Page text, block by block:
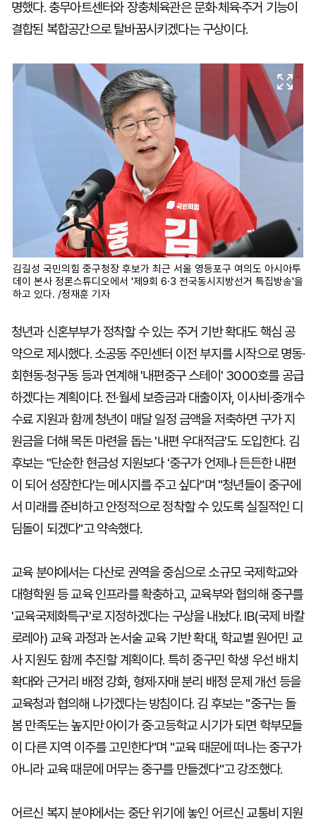
명했다. 충무아트센터와 장충체육관은 문화·체육·주거 기능이
결합된 복합공간으로 탈바꿈시키겠다는 구상이다.
김길성 국민의힘 중구청장 후보가 최근 서울 영등포구 여의도 아시아투
데이 본사 정론스튜디오에서 '제9회 6·3 전국동시지방선거 특집방송'을
하고 있다. /정재훈 기자
청년과 신혼부부가 정착할 수 있는 주거 기반 확대도 핵심 공
약으로 제시했다. 소공동 주민센터 이전 부지를 시작으로 명동·
회현동·청구동 등과 연계해 '내편중구 스테이' 3000호를 공급
하겠다는 계획이다. 전·월세 보증금과 대출이자, 이사비·중개수
수료 지원과 함께 청년이 매달 일정 금액을 저축하면 구가 지
원금을 더해 목돈 마련을 돕는 '내편 우대적금'도 도입한다. 김
후보는 "단순한 현금성 지원보다 '중구가 언제나 든든한 내편
이 되어 성장한다'는 메시지를 주고 싶다"며 "청년들이 중구에
서 미래를 준비하고 안정적으로 정착할 수 있도록 실질적인 디
딤돌이 되겠다"고 약속했다.
교육 분야에서는 다산로 권역을 중심으로 소규모 국제학교와
대형학원 등 교육 인프라를 확충하고, 교육부와 협의해 중구를
'교육국제화특구'로 지정하겠다는 구상을 내놨다. IB(국제 바칼
로레아) 교육 과정과 논서술 교육 기반 확대, 학교별 원어민 교
사 지원도 함께 추진할 계획이다. 특히 중구민 학생 우선 배치
확대와 근거리 배정 강화, 형제·자매 분리 배정 문제 개선 등을
교육청과 협의해 나가겠다는 방침이다. 김 후보는 "중구는 돌
봄 만족도는 높지만 아이가 중·고등학교 시기가 되면 학부모들
이 다른 지역 이주를 고민한다"며 "교육 때문에 떠나는 중구가
아니라 교육 때문에 머무는 중구를 만들겠다"고 강조했다.
어르신 복지 분야에서는 중단 위기에 놓인 어르신 교통비 지원